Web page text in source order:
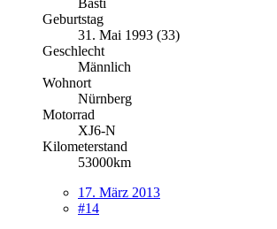
Geburtstag
31. Mai 1993 (33)
Geschlecht
Männlich
Wohnort
Nürnberg
Motorrad
XJ6-N
Kilometerstand
53000km
17. März 2013
#14